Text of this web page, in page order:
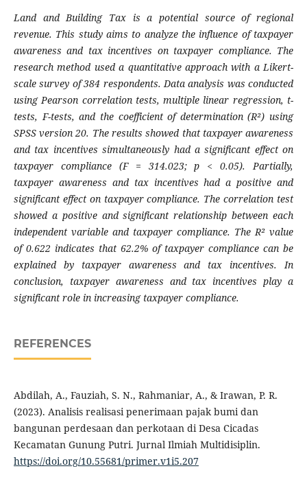
Land and Building Tax is a potential source of regional
revenue. This study aims to analyze the influence of taxpayer
awareness and tax incentives on taxpayer compliance. The
research method used a quantitative approach with a Likert-
scale survey of 384 respondents. Data analysis was conducted
using Pearson correlation tests, multiple linear regression, t-
tests, F-tests, and the coefficient of determination (R²) using
SPSS version 20. The results showed that taxpayer awareness
and tax incentives simultaneously had a significant effect on
taxpayer compliance (F = 314.023; p < 0.05). Partially,
taxpayer awareness and tax incentives had a positive and
significant effect on taxpayer compliance. The correlation test
showed a positive and significant relationship between each
independent variable and taxpayer compliance. The R² value
of 0.622 indicates that 62.2% of taxpayer compliance can be
explained by taxpayer awareness and tax incentives. In
conclusion, taxpayer awareness and tax incentives play a
significant role in increasing taxpayer compliance.
REFERENCES
Abdilah, A., Fauziah, S. N., Rahmaniar, A., & Irawan, P. R.
(2023). Analisis realisasi penerimaan pajak bumi dan
bangunan perdesaan dan perkotaan di Desa Cicadas
Kecamatan Gunung Putri. Jurnal Ilmiah Multidisiplin.
https://doi.org/10.55681/primer.v1i5.207